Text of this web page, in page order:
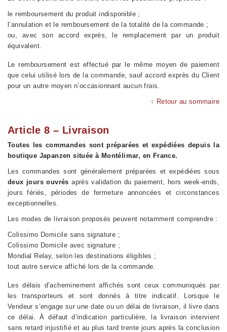
le remboursement du produit indisponible ;
l’annulation et le remboursement de la totalité de la commande ;
ou, avec son accord exprès, le remplacement par un produit
équivalent.
Le remboursement est effectué par le même moyen de paiement
que celui utilisé lors de la commande, sauf accord exprès du Client
pour un autre moyen n’occasionnant aucun frais.
↑ Retour au sommaire
Article 8 – Livraison
Toutes les commandes sont préparées et expédiées depuis la
boutique Japanzen située à Montélimar, en France.
Les commandes sont généralement préparées et expédiées sous
deux jours ouvrés après validation du paiement, hors week-ends,
jours fériés, périodes de fermeture annoncées et circonstances
exceptionnelles.
Les modes de livraison proposés peuvent notamment comprendre :
Colissimo Domicile sans signature ;
Colissimo Domicile avec signature ;
Mondial Relay, selon les destinations éligibles ;
tout autre service affiché lors de la commande.
Les délais d’acheminement affichés sont ceux communiqués par
les transporteurs et sont donnés à titre indicatif. Lorsque le
Vendeur s’engage sur une date ou un délai de livraison, il livre dans
ce délai. À défaut d’indication particulière, la livraison intervient
sans retard injustifié et au plus tard trente jours après la conclusion